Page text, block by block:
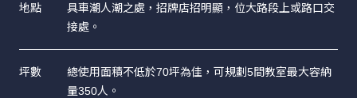
地點
具車潮人潮之處，招牌店招明顯，位大路段上或路口交
接處。
坪數
總使用面積不低於70坪為佳，可規劃5間教室最大容納
量350人。